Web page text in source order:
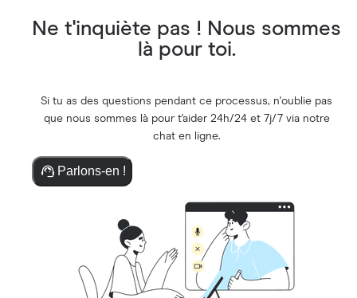
Ne t'inquiète pas ! Nous sommes
là pour toi.
Si tu as des questions pendant ce processus, n'oublie pas
que nous sommes là pour t'aider 24h/24 et 7j/7 via notre
chat en ligne.
Parlons-en !